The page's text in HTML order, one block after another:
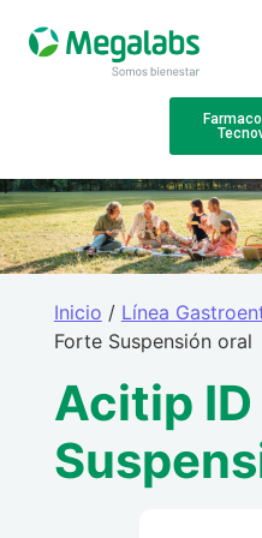
Inicio / Línea
Forte Suspensión oral
Acitip